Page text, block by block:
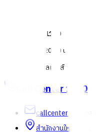
Call Center 1160
ทุกวัน 08:00 - 20:00 น.
เกี่ยวกับโกลบอลเฮ้าส์
Call Center1160
สำนักงานใหญ่: 232